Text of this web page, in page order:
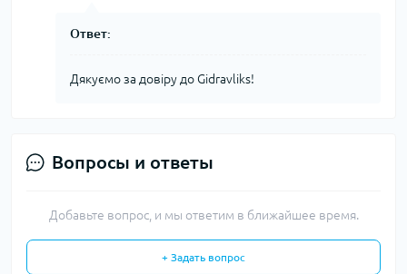
Ответ:
Дякуємо за довіру до Gidravliks!
Вопросы и ответы
Добавьте вопрос, и мы ответим в ближайшее время.
+ Задать вопрос